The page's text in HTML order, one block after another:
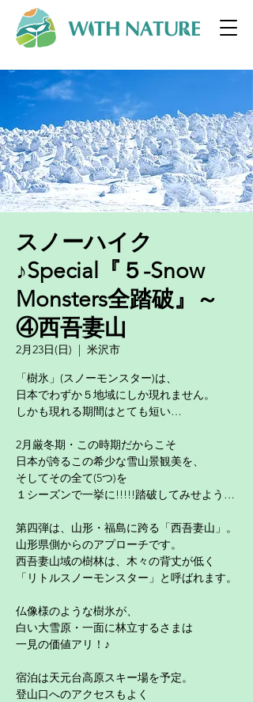
スノーハイク
♪Special『５-Snow
Monsters全踏破』～
④西吾妻山
2月23日(日)
  |
米沢市
「樹氷」(スノーモンスター)は、
日本でわずか５地域にしか現れません。
しかも現れる期間はとても短い…
2月厳冬期・この時期だからこそ
日本が誇るこの希少な雪山景観美を、
そしてその全て(5つ)を
１シーズンで一挙に!!!!!踏破してみせよう…
第四弾は、山形・福島に跨る「西吾妻山」。
山形県側からのアプローチです。
西吾妻山域の樹林は、木々の背丈が低く
「リトルスノーモンスター」と呼ばれます。
仏像様のような樹氷が、
白い大雪原・一面に林立するさまは
一見の価値アリ！♪
宿泊は天元台高原スキー場を予定。
登山口へのアクセスもよく